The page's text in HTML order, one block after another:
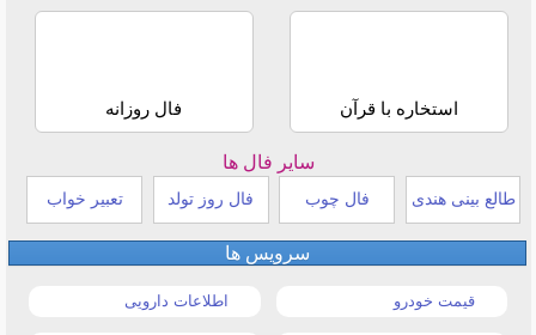
استخاره با قرآن فال روزانه
سایر فال ها
طالع بینی هندی فال چوب فال روز تولد تعبیر خواب
سرویس ها
قیمت خودرو اطلاعات دارویی